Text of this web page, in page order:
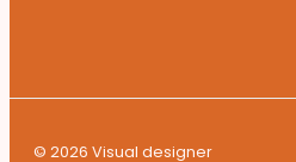
© 2026 Visual designer